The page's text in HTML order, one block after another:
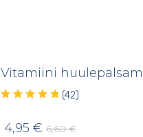
Vitamiini huulepalsam
(42)
6,60€
4,95 €